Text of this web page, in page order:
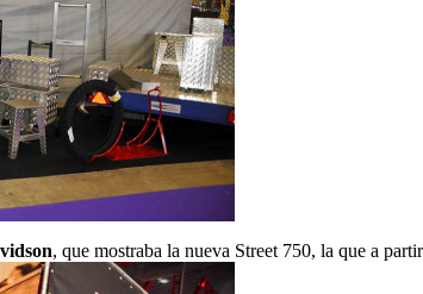
, que mostraba la nueva Street 750, la que a